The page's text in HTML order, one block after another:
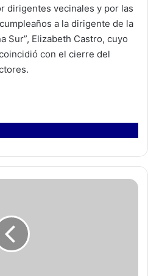
dirigentes vecinales y por las
a la dirigente de la
Sur”, Elizabeth Castro, cuyo
con el cierre del